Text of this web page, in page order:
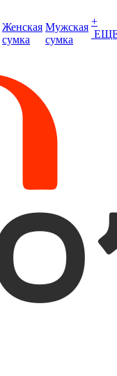
Женская
сумка
Мужская
сумка
+